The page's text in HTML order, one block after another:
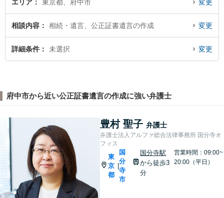
エリア 東京都、府中市 変更
相談内容 相続・遺言、公正証書遺言の作成 変更
詳細条件 未選択 変更
府中市から近い公正証書遺言の作成に強い弁護士
豊村 聖子 弁護士
弁護士法人アルファ総合法律事務所 国分寺オ
フィス
東
京
都
|
国
分
寺
市
国分寺駅
から徒歩3
分
営業時間：09:00~
20:00（平日）